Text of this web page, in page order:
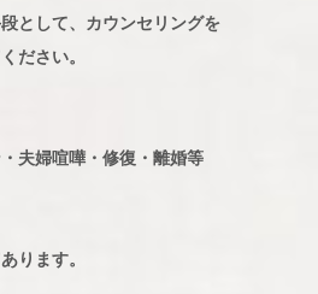
として、カウンセリングを
ださい。
夫婦喧嘩・修復・離婚等
ります。